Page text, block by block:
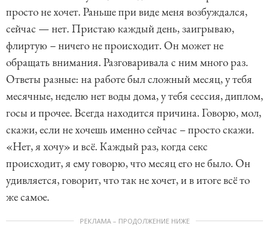
просто не хочет. Раньше при виде меня возбуждался,
сейчас — нет. Пристаю каждый день, заигрываю,
флиртую – ничего не происходит. Он может не
обращать внимания. Разговаривала с ним много раз.
Ответы разные: на работе был сложный месяц, у тебя
месячные, неделю нет воды дома, у тебя сессия, диплом,
госы и прочее. Всегда находится причина. Говорю, мол,
скажи, если не хочешь именно сейчас – просто скажи.
«Нет, я хочу» и всё. Каждый раз, когда секс
происходит, я ему говорю, что месяц его не было. Он
удивляется, говорит, что так не хочет, и в итоге всё то
же самое.
РЕКЛАМА – ПРОДОЛЖЕНИЕ НИЖЕ